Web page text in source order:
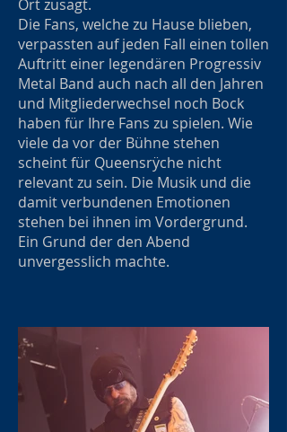
Ort zusagt.
Die Fans, welche zu Hause blieben,
verpassten auf jeden Fall einen tollen
Auftritt einer legendären Progressiv
Metal Band auch nach all den Jahren
und Mitgliederwechsel noch Bock
haben für Ihre Fans zu spielen. Wie
viele da vor der Bühne stehen
scheint für Queensrÿche nicht
relevant zu sein. Die Musik und die
damit verbundenen Emotionen
stehen bei ihnen im Vordergrund.
Ein Grund der den Abend
unvergesslich machte.